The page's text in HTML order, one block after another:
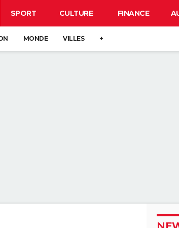
SPORT CULTURE FINANCE
MONDE VILLES +